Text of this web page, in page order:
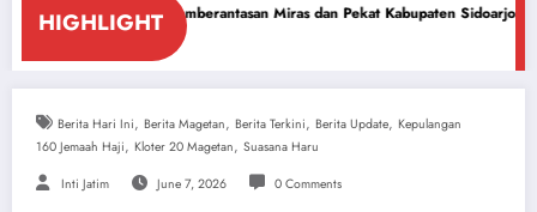
HIGHLIGHT
Pemberantasan Miras dan Pekat Kabupaten Sidoarjo Sidoarjo Darurat
Berita Hari Ini, Berita Magetan, Berita Terkini, Berita Update, Kepulangan
160 Jemaah Haji, Kloter 20 Magetan, Suasana Haru
Inti Jatim June 7, 2026 0 Comments